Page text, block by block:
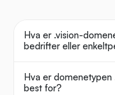
Hva er .vision-
bedrifter eller
Hva er
best for?